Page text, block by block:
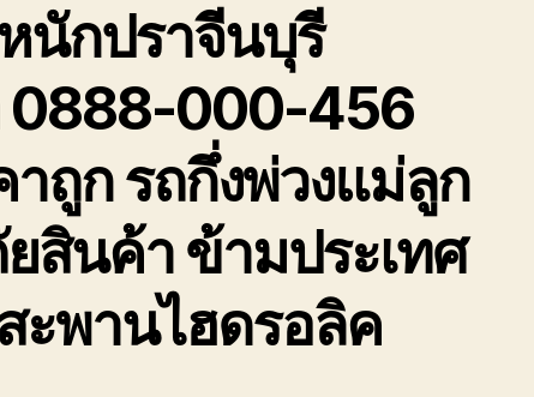
นักปราจีนบุรี
0888-000-456
าถูก รถกึ่งพ่วงแม่ลูก
สินค้า ข้ามประเทศ
ะพานไฮดรอลิค